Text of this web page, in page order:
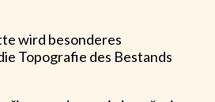
wird besonderes
Topografie des Bestands